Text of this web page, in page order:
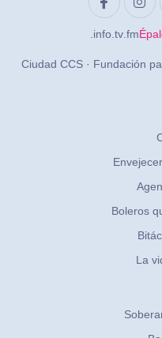
.info .tv .fm
Ciudad CCS · Fundación
Boleros
La